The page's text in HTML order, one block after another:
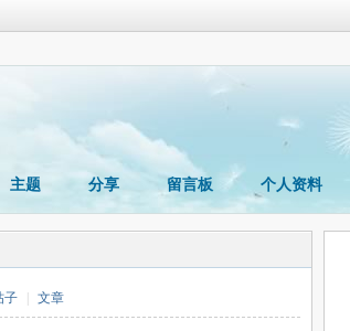
主题 分享 留言板 个人资料
子 文章